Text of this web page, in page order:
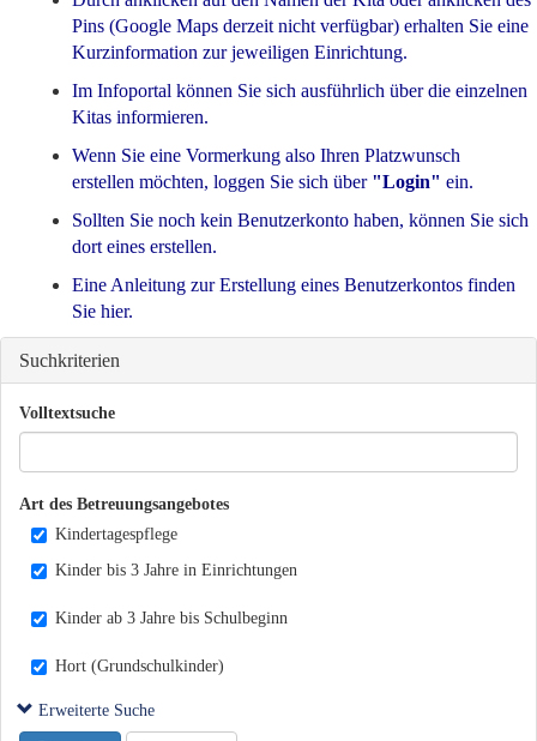
Pins (Google Maps derzeit nicht verfügbar) erhalten Sie eine
Kurzinformation zur jeweiligen Einrichtung.
Im Infoportal können Sie sich ausführlich über die einzelnen
Kitas informieren.
Wenn Sie eine Vormerkung also Ihren Platzwunsch
erstellen möchten, loggen Sie sich über "Login" ein.
Sollten Sie noch kein Benutzerkonto haben, können Sie sich
dort eines erstellen.
Eine Anleitung zur Erstellung eines Benutzerkontos finden
Sie hier.
Suchkriterien
Volltextsuche
Art des Betreuungsangebotes
Kindertagespflege
Kinder bis 3 Jahre in Einrichtungen
Kinder ab 3 Jahre bis Schulbeginn
Hort (Grundschulkinder)
Erweiterte Suche